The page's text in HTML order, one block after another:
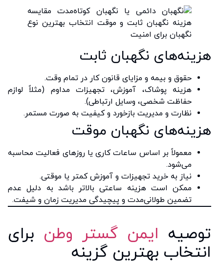
هزینه‌های نگهبان ثابت
حقوق و بیمه و مزایای قانون کار در تمام وقت.
هزینه پوشاک، آموزش، تجهیزات مداوم (مثلاً لوازم
حفاظت شخصی، وسایل ارتباطی).
نظارت و مدیریت بازخورد و کیفیت به صورت مستمر.
هزینه‌های نگهبان موقت
معمولاً بر اساس ساعات کاری یا روزهای فعالیت محاسبه
می‌شود.
نیاز به خرید تجهیزات و آموزش کمتر یا موقتی.
ممکن است هزینه ساعتی بالاتر باشد به دلیل عدم
تضمین طولانی‌مدت و پیچیدگی مدیریت زمان و شیفت.
توصیه ایمن گستر وطن برای
انتخاب بهترین گزینه